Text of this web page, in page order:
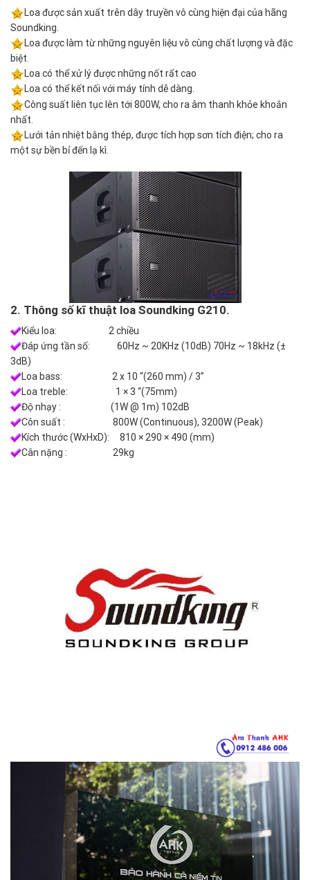
Loa được sản xuất trên dây truyền vô cùng hiện đại của hãng
Soundking.
Loa được làm từ những nguyên liệu vô cùng chất lượng và đặc
biệt.
Loa có thể xử lý được những nốt rất cao
Loa có thể kết nối với máy tính dễ dàng.
Công suất liên tục lên tới 800W, cho ra âm thanh khỏe khoắn
nhất.
Lưới tản nhiệt bằng thép, được tích hợp sơn tích điện; cho ra
một sự bền bỉ đến lạ kì.
2. Thông số kĩ thuật loa Soundking G210.
Kiểu loa: 2 chiều
Đáp ứng tần số: 60Hz ~ 20KHz (10dB) 70Hz ~ 18kHz (±
3dB)
Loa bass: 2 x 10 “(260 mm) / 3”
Loa treble: 1 × 3 “(75mm)
Độ nhạy : (1W @ 1m) 102dB
Côn suất : 800W (Continuous), 3200W (Peak)
Kích thước (WxHxD): 810 × 290 × 490 (mm)
Cân nặng : 29kg